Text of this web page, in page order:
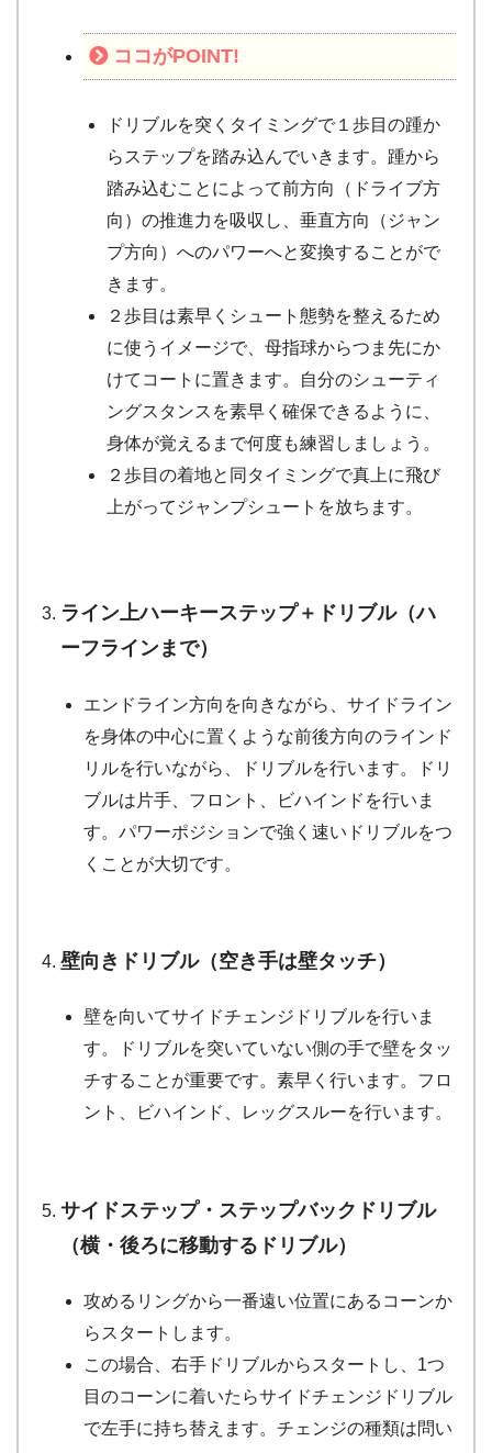
ココがPOINT!
ドリブルを突くタイミングで１歩目の踵か
らステップを踏み込んでいきます。踵から
踏み込むことによって前方向（ドライブ方
向）の推進力を吸収し、垂直方向（ジャン
プ方向）へのパワーへと変換することがで
きます。
２歩目は素早くシュート態勢を整えるため
に使うイメージで、母指球からつま先にか
けてコートに置きます。自分のシューティ
ングスタンスを素早く確保できるように、
身体が覚えるまで何度も練習しましょう。
２歩目の着地と同タイミングで真上に飛び
上がってジャンプシュートを放ちます。
ライン上ハーキーステップ＋ドリブル（ハ
ーフラインまで）
エンドライン方向を向きながら、サイドライン
を身体の中心に置くような前後方向のラインド
リルを行いながら、ドリブルを行います。ドリ
ブルは片手、フロント、ビハインドを行いま
す。パワーポジションで強く速いドリブルをつ
くことが大切です。
壁向きドリブル（空き手は壁タッチ）
壁を向いてサイドチェンジドリブルを行いま
す。ドリブルを突いていない側の手で壁をタッ
チすることが重要です。素早く行います。フロ
ント、ビハインド、レッグスルーを行います。
サイドステップ・ステップバックドリブル
（横・後ろに移動するドリブル）
攻めるリングから一番遠い位置にあるコーンか
らスタートします。
この場合、右手ドリブルからスタートし、1つ
目のコーンに着いたらサイドチェンジドリブル
で左手に持ち替えます。チェンジの種類は問い